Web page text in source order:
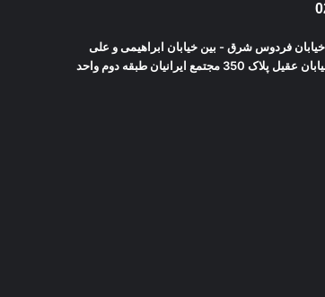
فردوس شرق - بین خیابان ابراهیمی و علی
حسینی - مقابل خیابان عقیل پلاک 350 مجتمع ایرانیان طبقه دوم واحد